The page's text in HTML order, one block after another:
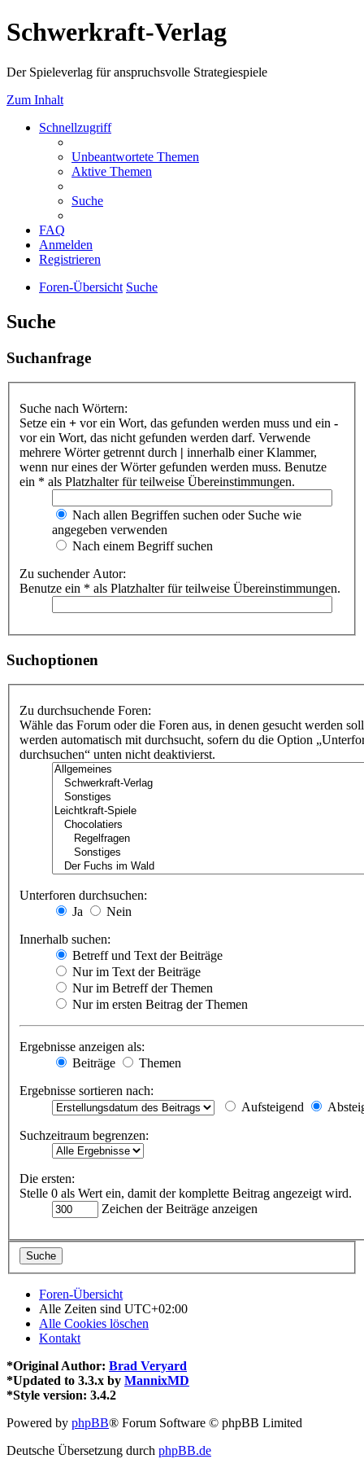
Schwerkraft-Verlag
Der Spieleverlag für anspruchsvolle Strategiespiele
Zum Inhalt
Schnellzugriff
Unbeantwortete Themen
Aktive Themen
Suche
FAQ
Anmelden
Registrieren
Foren-Übersicht Suche
Suche
Suchanfrage
Suche nach Wörtern:
Setze ein + vor ein Wort, das gefunden werden muss und ein -
vor ein Wort, das nicht gefunden werden darf. Verwende
mehrere Wörter getrennt durch | innerhalb einer Klammer,
wenn nur eines der Wörter gefunden werden muss. Benutze
ein * als Platzhalter für teilweise Übereinstimmungen.
Nach allen Begriffen suchen oder Suche wie
angegeben verwenden
Nach einem Begriff suchen
Zu suchender Autor:
Benutze ein * als Platzhalter für teilweise Übereinstimmungen.
Suchoptionen
Zu durchsuchende Foren:
Wähle das Forum oder die Foren aus, in denen gesucht werden
werden automatisch mit durchsucht, sofern du die Option
durchsuchen“ unten nicht deaktivierst.
Unterforen durchsuchen:
Ja
Nein
Innerhalb suchen:
Betreff und Text der Beiträge
Nur im Text der Beiträge
Nur im Betreff der Themen
Nur im ersten Beitrag der Themen
Ergebnisse anzeigen als:
Beiträge
Themen
Ergebnisse sortieren nach:
Aufsteigend
Suchzeitraum begrenzen:
Die ersten:
Stelle 0 als Wert ein, damit der komplette Beitrag angezeigt wird.
Zeichen der Beiträge anzeigen
Foren-Übersicht
Alle Zeiten sind UTC+02:00
Alle Cookies löschen
Kontakt
*Original Author: Brad Veryard
*Updated to 3.3.x by MannixMD
*Style version: 3.4.2
Powered by phpBB® Forum Software © phpBB Limited
Deutsche Übersetzung durch phpBB.de